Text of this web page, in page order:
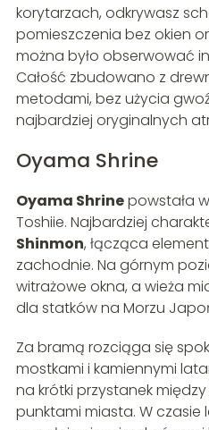
korytarzach, odkrywasz
pomieszczenia bez okien
można było obserwować
Całość zbudowano z
metodami, bez użycia
najbardziej oryginalnych
Oyama Shrine
Oyama Shrinepowstała
Toshiie. Najbardziej
Shinmon, łącząca
zachodnie. Na górnym
witrażowe okna, a wieża
dla statków na Morzu
Za bramą rozciąga się
mostkami i kamiennymi
na krótki przystanek
punktami miasta. W czasie